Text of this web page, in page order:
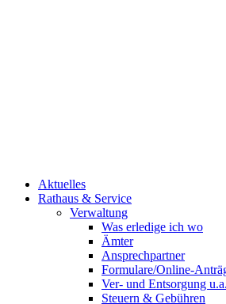
Aktuelles
Rathaus & Service
Verwaltung
Was erledige ich wo
Ämter
Ansprechpartner
Formulare/Online-
Ver- und Entsorgung
Steuern & Gebühren